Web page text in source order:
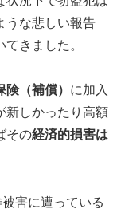
うな悲しい報告
きました。
険（補償） に加入
新しかったり高額
その経済的損害は
害に遭っている